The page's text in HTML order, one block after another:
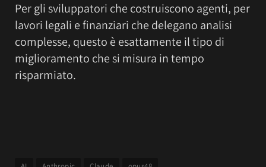
Per gli sviluppatori che costruiscono agenti, per
lavori legali e finanziari che delegano analisi
complesse, questo è esattamente il tipo di
miglioramento che si misura in tempo
risparmiato.